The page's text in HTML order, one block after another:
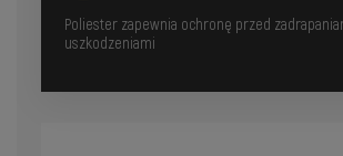
Poliester zapewnia ochronę przed
uszkodzeniami